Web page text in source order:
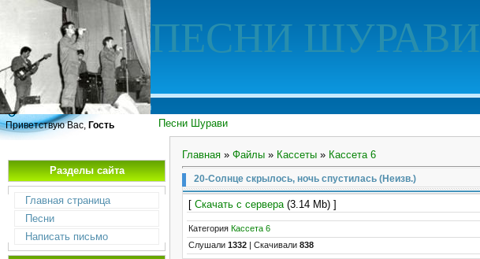
ПЕСНИ ШУРАВИ
Песни Шурави
Приветствую Вас, Гость
Разделы сайта
Главная страница
Песни
Написать письмо
Главная » Файлы » Кассеты » Кассета 6
20-Солнце скрылось, ночь спустилась (Неизв.)
[ Скачать с сервера(3.14 Mb) ]
Категория Кассета 6
Слушали 1332 Скачивали 838